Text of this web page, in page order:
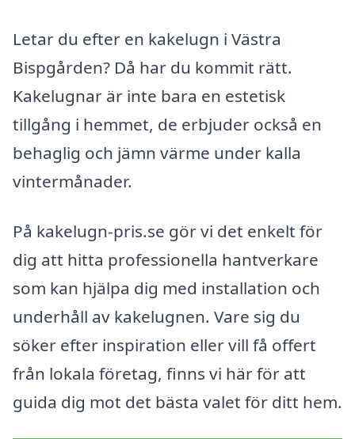
Letar du efter en kakelugn i Västra
Bispgården? Då har du kommit rätt.
Kakelugnar är inte bara en estetisk
tillgång i hemmet, de erbjuder också en
behaglig och jämn värme under kalla
vintermånader.
På kakelugn-pris.se gör vi det enkelt för
dig att hitta professionella hantverkare
som kan hjälpa dig med installation och
underhåll av kakelugnen. Vare sig du
söker efter inspiration eller vill få offert
från lokala företag, finns vi här för att
guida dig mot det bästa valet för ditt hem.